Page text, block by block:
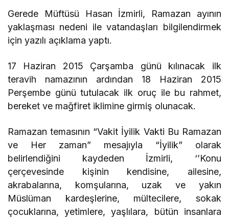
Gerede Müftüsü Hasan İzmirli, Ramazan ayının
yaklaşması nedeni ile vatandaşları bilgilendirmek
için yazılı açıklama yaptı.
17 Haziran 2015 Çarşamba günü kılınacak ilk
teravih namazının ardından 18 Haziran 2015
Perşembe günü tutulacak ilk oruç ile bu rahmet,
bereket ve mağfiret iklimine girmiş olunacak.
Ramazan temasının “Vakit İyilik Vakti Bu Ramazan
ve Her zaman” mesajıyla “İyilik” olarak
belirlendiğini kaydeden İzmirli, ‘’Konu
çerçevesinde kişinin kendisine, ailesine,
akrabalarına, komşularına, uzak ve yakın
Müslüman kardeşlerine, mültecilere, sokak
çocuklarına, yetimlere, yaşlılara, bütün insanlara